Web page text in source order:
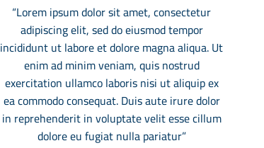
“Lorem ipsum dolor sit amet, consectetur
adipiscing elit, sed do eiusmod tempor
incididunt ut labore et dolore magna aliqua. Ut
enim ad minim veniam, quis nostrud
exercitation ullamco laboris nisi ut aliquip ex
ea commodo consequat. Duis aute irure dolor
in reprehenderit in voluptate velit esse cillum
dolore eu fugiat nulla pariatur”